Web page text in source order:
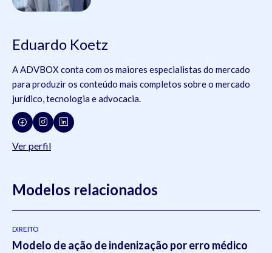
Eduardo Koetz
A ADVBOX conta com os maiores especialistas do mercado
para produzir os conteúdo mais completos sobre o mercado
jurídico, tecnologia e advocacia.
Ver perfil
Modelos relacionados
DIREITO
Modelo de ação de indenização por erro médico